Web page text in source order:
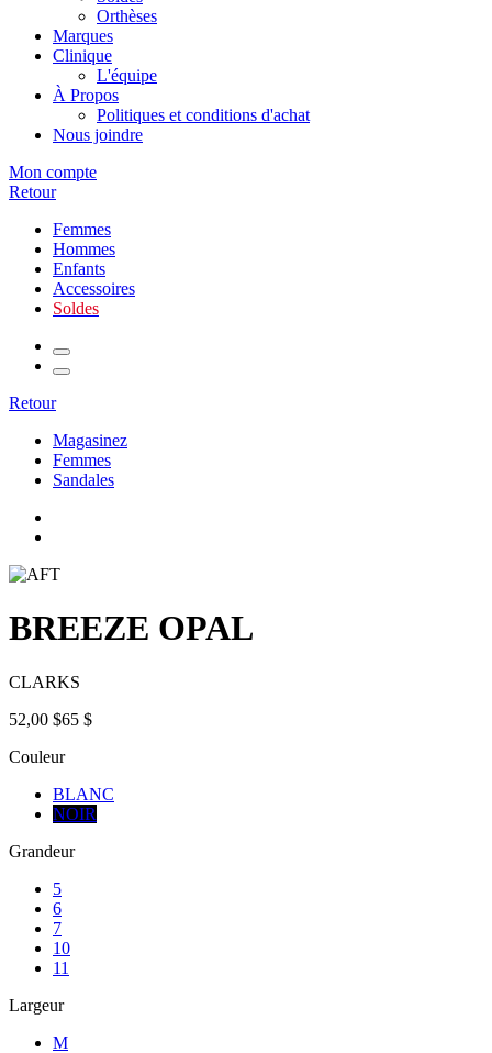
Orthèses
Marques
Clinique
L'équipe
À Propos
Politiques et conditions d'achat
Nous joindre
Mon compte
Retour
Femmes
Hommes
Enfants
Accessoires
Soldes
Retour
Magasinez
Femmes
Sandales
BREEZE OPAL
CLARKS
52,00 $65 $
Couleur
BLANC
NOIR
Grandeur
5
6
7
10
11
Largeur
M